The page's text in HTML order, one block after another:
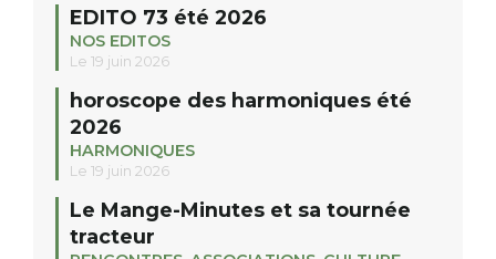
EDITO 73 été 2026
NOS EDITOS
Le 19 juin 2026
horoscope des harmoniques été
2026
HARMONIQUES
Le 19 juin 2026
Le Mange-Minutes et sa tournée
tracteur